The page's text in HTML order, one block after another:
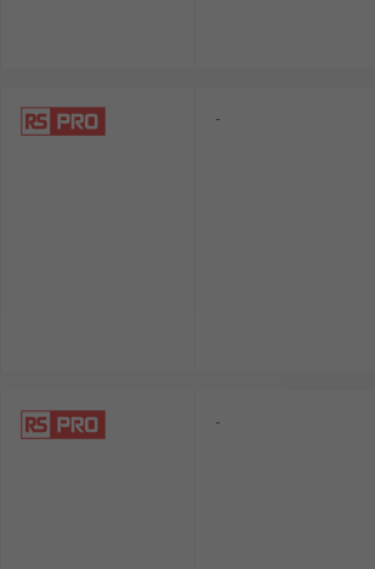
-
-